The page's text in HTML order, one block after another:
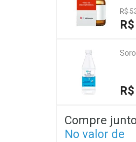
R$
Compre
No valor de